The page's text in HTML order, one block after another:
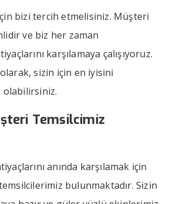
bizi tercih etmelisiniz. Müşteri
ve biz her zaman
karşılamaya çalışıyoruz.
sizin için en iyisini
olabilirsiniz.
Temsilcimiz
anında karşılamak için
bulunmaktadır. Sizin